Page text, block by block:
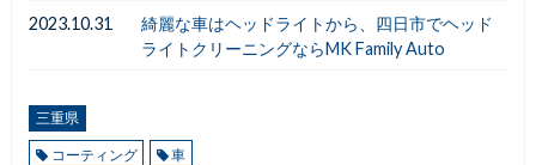
2023.10.31
綺麗な車はヘッドライトから、四日市でヘッド
ライトクリーニングならMK Family Auto
三重県
コーティング
車